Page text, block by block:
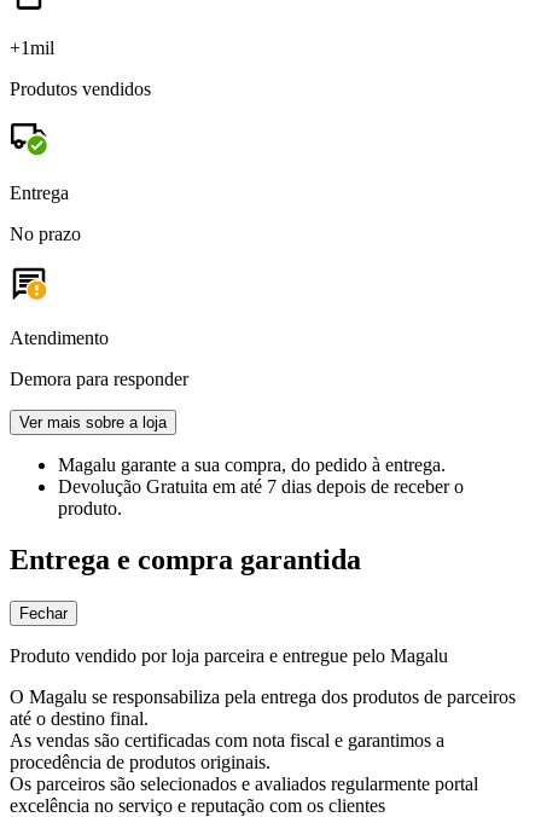
+1mil
Produtos vendidos
Entrega
No prazo
Atendimento
Demora para responder
Ver mais sobre a loja
Magalu garante a sua compra, do pedido à entrega.
Devolução Gratuita em até 7 dias depois de receber o
produto.
Entrega e compra garantida
Fechar
Produto vendido por loja parceira e entregue pelo Magalu
O Magalu se responsabiliza pela entrega dos produtos de parceiros
até o destino final.
As vendas são certificadas com nota fiscal e garantimos a
procedência de produtos originais.
Os parceiros são selecionados e avaliados regularmente portal
excelência no serviço e reputação com os clientes